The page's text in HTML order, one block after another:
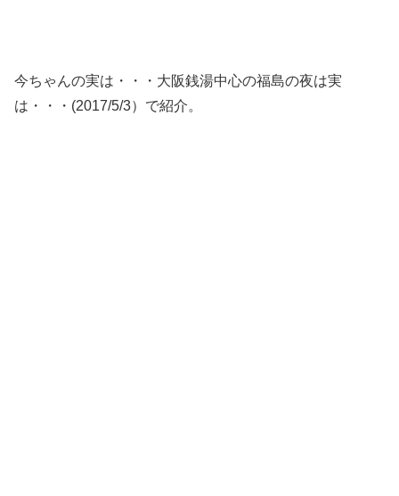
今ちゃんの実は・・・大阪銭湯中心の福島の夜は実
は・・・(2017/5/3）で紹介。